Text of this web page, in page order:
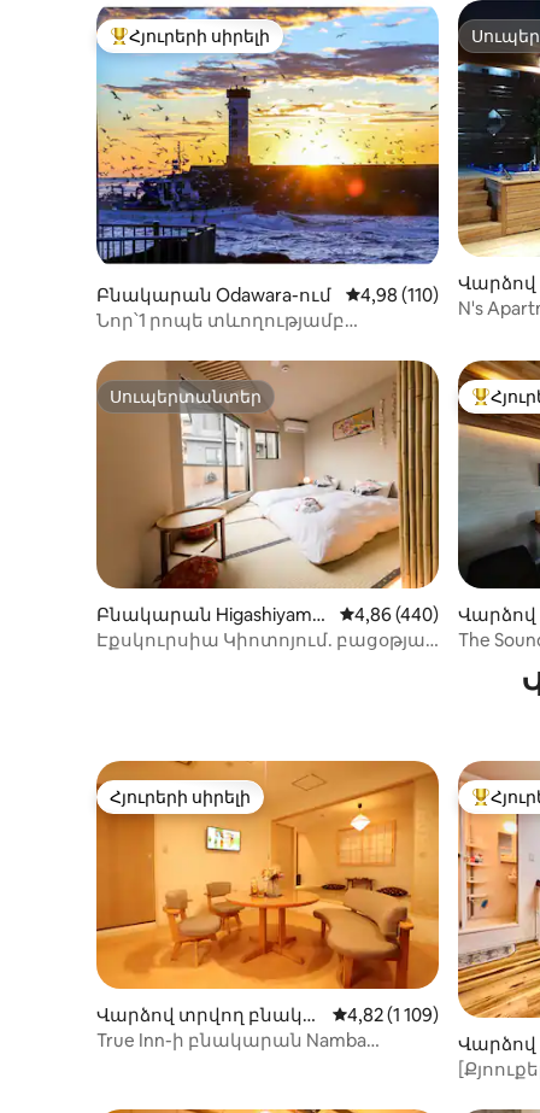
油煙や強いにおいが発生する調理はお控
えください。 * 室内設備や備品を汚した
り、破損したりしないよう大切にお使い
ください。 * チェックアウト時に大量のゴ
ミを残さないでください。 * 実際の宿泊人
数が予約時の申告人数を超えた場合、追
加料金を請求いたします。 * すべての宿泊
者は有効な身分証明書を提出する必要が
あります。 * 身分証明書を提出できない方
はご宿泊いただけません。 * 近隣への迷惑
行為や施設運営に支障をきたす行為が確
認された場合、警察へ通報し、退室をお
願いする場合があります。 * 延泊をご希望
の場合は、必ず事前にお支払いくださ
い。 * 入金確認後に延泊が正式に成立しま
す。 * 口頭での約束は無効となり、後払い
には対応しておりません。 15泊以上ご宿
泊のお客様は、事前予約により滞在中1回
の無料清掃サービスをご利用いただけま
Հյուրերի սիրելի լավագույն տները
Հյուրերի սիրելի
Բնակարան Odawara-ում Միջին վարկանիշը՝
4,98 (110)
Նոր՝1 րոպե տևողությամբ
Հակոնեի մոտ, Իզու, Ատամի
ան
N's
Սուպերտանտեր
Սուպերտանտեր
Բնակարան Higashiyama-
ku, Kyoto-ում
Միջին վարկանիշը՝
4,86 (440)
Էքսկուրսիա Կիոտոյում. բացօթյա
ան
The
Հյուրերի սիրելի
Հյուրերի սիրելի
Վարձով տրվող բնակա
րան Naniwa Ward, Osaka-
Միջին վարկանիշը՝ 5-
4,82 (1 109)
True Inn-ի բնակարան Namba
րան